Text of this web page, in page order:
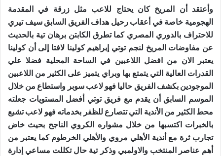
وأعتقد أن المريخ كان يحتاج للاعب مثل زرقة في المقدمة
الهجومية خاصة في أعقاب رحيل هداف الفريق السابق سيف تيري
للاحتراف بالدوري المصري كما تطرق الكابتن برهان تية بالحديث
عن مفاوضات المريخ لنجم توتي إبراهيم كولينا لافتا إلى أن كولينا
يعتبر الان من افضل اللاعبين في الساحة المحلية فضلا علي
القدرات العالية التي يتمتع بها وبراي يتميز على الكثير من اللاعبين
الموجودين بكشف الفريق حاليا فهو لاعب سوبر واستطاع من خلال
الموسم السابق أن يقدم مع فريق توتي أفضل المستويات جعلته
محط الكثير من الأندية التي تتصارع للظفر بخدماته فهو لاعب تشبع
بالخبرات اكتسبها من خلال مشواره الكروي الناجح بحيث خاض
تجارب ثرة مع أندية الأهلي مروي والأهلي الخرطوم كما يعتبر من
أهم عناصر المنتخب والاولمبي وذكر تية حال تكللت مساعي إدارة